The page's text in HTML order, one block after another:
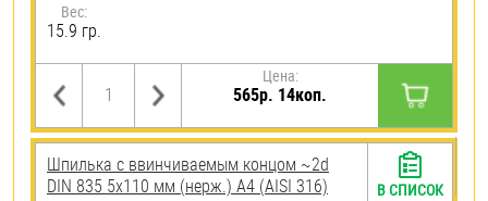
Вес:
15.9 гр.
Цена:
565р. 14коп.
Шпилька c ввинчиваемым концом ~2d
DIN 835 5х110 мм (нерж.) A4 (AISI 316)
В СПИСОК